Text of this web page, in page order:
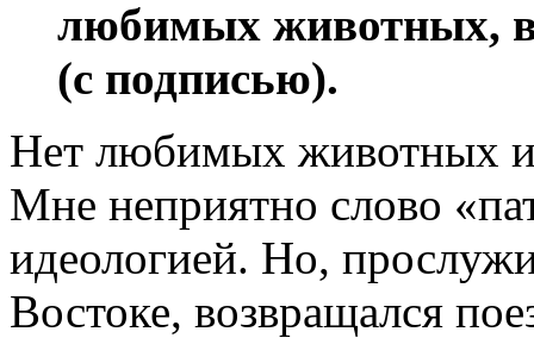
любимых животных,
(с подписью).
Нет любимых животных
Мне неприятно слово
идеологией. Но,
Востоке, возвращался